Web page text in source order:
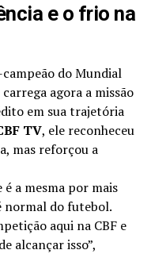
e o frio na
do Mundial
agora a missão
em sua trajetória
TV, ele reconheceu
mas reforçou a
é a mesma por mais
normal do futebol.
aqui na CBF e
alcançar isso”,